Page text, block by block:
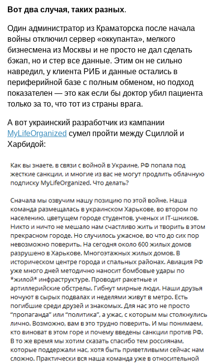
Вот два случая, таких разных.
Один администратор из Краматорска после начала
войны отключил сервер «оккупанта», мелкого
бизнесмена из Москвы и не просто не дал сделать
бэкап, но и стер все данные. Этим он не сильно
навредил, у клиента РИБ и данные остались в
периферийной базе с полным обменом, но подход
показателен — это как если бы доктор убил пациента
только за то, что тот из страны врага.
А вот украинский разработчик из кампании
MyLifeOrganized сумел пройти между Сциллой и
Харбидой: